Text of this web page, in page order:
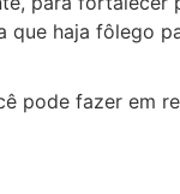
que haja fôlego
pode fazer em